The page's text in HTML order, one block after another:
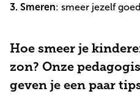
3. Smeren: smeer jezelf
Hoe smeer je
zon? Onze
geven je een paar